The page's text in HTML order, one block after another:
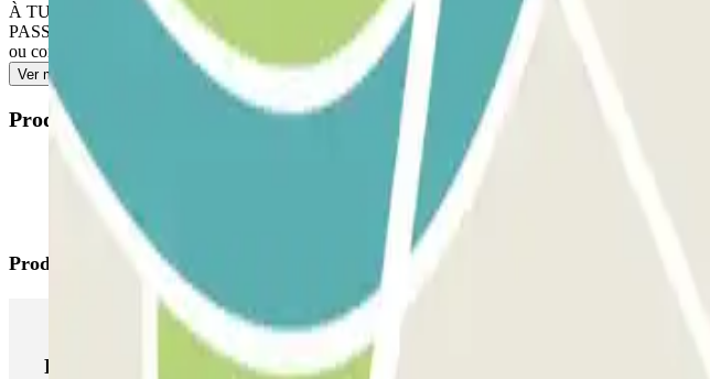
À TUA CHEGADA: pega no bilhete. Estaciona em qualquer lugar livre. Vai à cabine de controlo
PASSE PERMITE ENTRADAS E SAÍDAS ILIMITADAS: utiliza o bilhete que o pessoal te
ou contacta a nossa central através do número +351 215987655 para que procedam à abertura da
Ver mais
Produtos disponíveis
Produtos Parclick
Produtos Parclick